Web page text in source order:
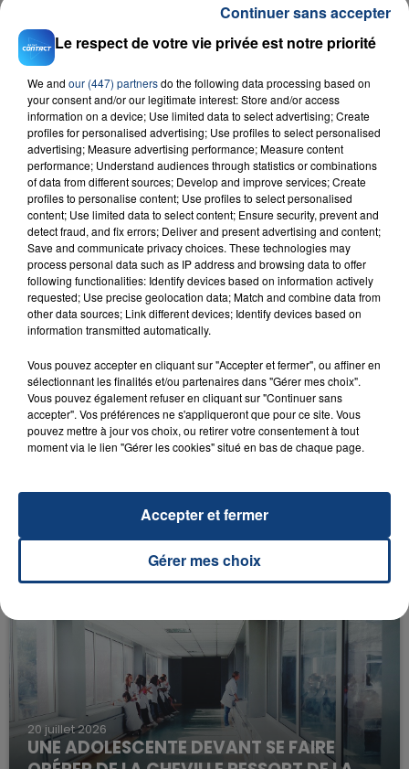
Baddies
AYA NAKAMURA & JOE DWET FILE
RADIO CONTACT
FIL D'ACTU
INCENDIE MORTEL À LENS : UNE FEMME ET
SON BÉBÉ ENTRE LA VIE ET LA...
Un homme s'est immolé par le feu après avoir
aspergé sa compagne et leur bébé de trois mois
20 juillet 2026
UNE ADOLESCENTE DEVANT SE FAIRE
Le respect de votre vie privée est notre priorité
We and our (447) partnersdo the following data processing based on
your consent and/or our legitimate interest: Store and/or access
information on a device; Use limited data to select advertising; Create
profiles for personalised advertising; Use profiles to select personalised
advertising; Measure advertising performance; Measure content
performance; Understand audiences through statistics or combinations
of data from different sources; Develop and improve services; Create
profiles to personalise content; Use profiles to select personalised
content; Use limited data to select content; Ensure security, prevent and
detect fraud, and fix errors; Deliver and present advertising and content;
Save and communicate privacy choices. These technologies may
process personal data such as IP address and browsing data to offer
following functionalities: Identify devices based on information actively
requested; Use precise geolocation data; Match and combine data from
other data sources; Link different devices; Identify devices based on
information transmitted automatically.
Vous pouvez accepter en cliquant sur "Accepter et fermer", ou affiner en
sélectionnant les finalités et/ou partenaires dans "Gérer mes choix".
Vous pouvez également refuser en cliquant sur "Continuer sans
accepter". Vos préférences ne s'appliqueront que pour ce site. Vous
pouvez mettre à jour vos choix, ou retirer votre consentement à tout
moment via le lien "Gérer les cookies" situé en bas de chaque page.
Gérer mes choix
Accepter et fermer
Continuer sans accepter